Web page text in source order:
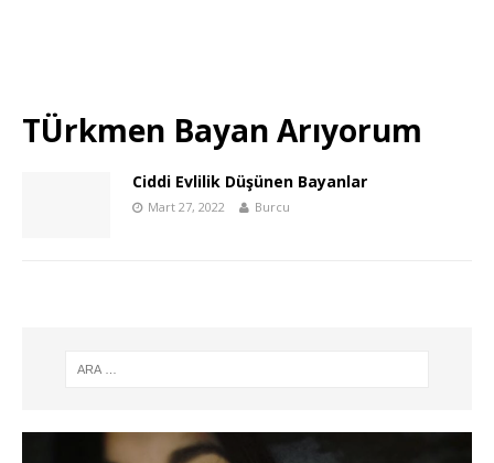
TÜrkmen Bayan Arıyorum
Ciddi Evlilik Düşünen Bayanlar
Mart 27, 2022 Burcu